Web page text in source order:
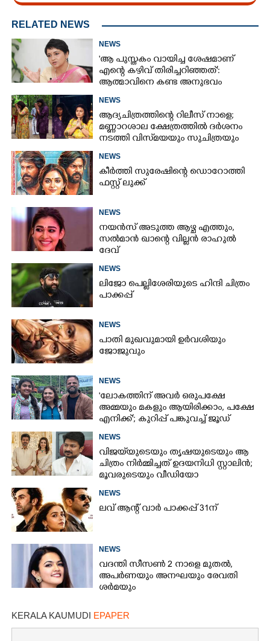
RELATED NEWS
NEWS
'ആ പുസ്തകം വായിച്ച ശേഷമാണ്
എന്റെ കഴിവ് തിരിച്ചറിഞ്ഞത്':
ആത്മാവിനെ കണ്ട അനുഭവം
NEWS
ആദ്യചിത്രത്തിന്റെ റിലീസ് നാളെ;
മണ്ണാറശാല ക്ഷേത്രത്തിൽ ദർശനം
നടത്തി വിസ്‌മയയും സുചിത്രയും
NEWS
കീർത്തി സുരേഷിന്റെ ഡൊറോത്തി
ഫസ്റ്റ് ലുക്ക്
NEWS
നയൻസ് അടുത്ത ആഴ്ച എത്തും,
സൽമാൻ ഖാന്റെ വില്ലൻ രാഹുൽ
ദേവ്
NEWS
ലിജോ പെല്ലിശേരിയുടെ ഹിന്ദി ചിത്രം
പാക്കപ്പ്
NEWS
പാതി മുഖവുമായി ഉർവശിയും
ജോജുവും
NEWS
'ലോകത്തിന് അവർ ഒരുപക്ഷേ
അമ്മയും മകളും ആയിരിക്കാം, പക്ഷേ
എനിക്ക്'; കുറിപ്പ് പങ്കുവച്ച് ജൂഡ്
NEWS
വിജയ്‌യുടെയും തൃഷയുടെയും ആ
ചിത്രം നിർമ്മിച്ചത് ഉദയനിധി സ്റ്റാലിൻ;
മൂവരുടെയും വീഡിയോ
NEWS
ലവ് ആന്റ് വാർ പാക്കപ്പ് 31ന്
NEWS
വദന്തി സീസൺ 2 നാളെ മുതൽ,
അപർണയും അനഘയും രേവതി
ശർമയും
KERALA KAUMUDI EPAPER